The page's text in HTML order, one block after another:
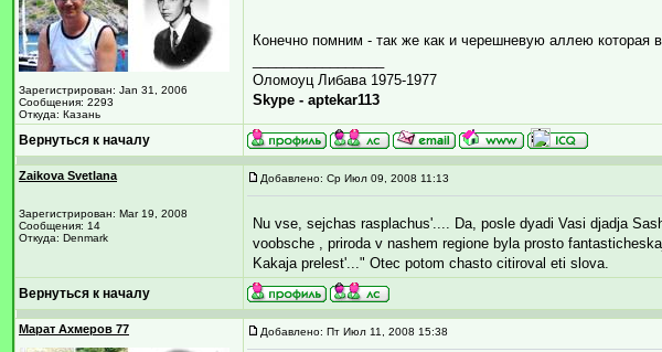
Зарегистрирован: Jan 31, 2006
Сообщения: 2293
Откуда: Казань
Конечно помним - так же как и черешневую аллею которая
Оломоуц Либава 1975-1977
Skype - aptekar113
Вернуться к началу
Zaikova Svetlana
Зарегистрирован: Mar 19, 2008
Сообщения: 14
Откуда: Denmark
Добавлено: Ср Июл 09, 2008 11:13
Nu vse, sejchas rasplachus'.... Da, posle dyadi Vasi djadja
voobsche , priroda v nashem regione byla prosto
Kakaja prelest'..." Otec potom chasto citiroval eti slova.
Вернуться к началу
Марат Ахмеров 77 Добавлено: Пт Июл 11, 2008 15:38